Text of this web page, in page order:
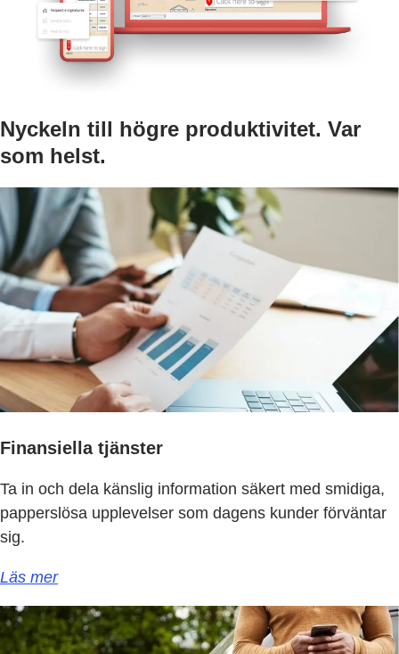
Nyckeln till högre produktivitet. Var
som helst.
Finansiella tjänster
Ta in och dela känslig information säkert med smidiga,
papperslösa upplevelser som dagens kunder förväntar
sig.
Läs mer